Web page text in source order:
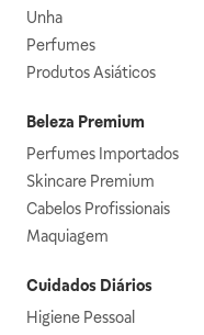
Unha
Perfumes
Produtos Asiáticos
Beleza Premium
Perfumes Importados
Skincare Premium
Cabelos Profissionais
Maquiagem
Cuidados Diários
Higiene Pessoal